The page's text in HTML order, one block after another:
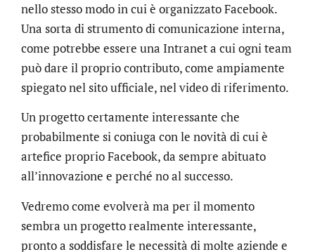
nello stesso modo in cui è organizzato Facebook.
Una sorta di strumento di comunicazione interna,
come potrebbe essere una Intranet a cui ogni team
può dare il proprio contributo, come ampiamente
spiegato nel sito ufficiale, nel video di riferimento.
Un progetto certamente interessante che
probabilmente si coniuga con le novità di cui è
artefice proprio Facebook, da sempre abituato
all’innovazione e perché no al successo.
Vedremo come evolverà ma per il momento
sembra un progetto realmente interessante,
pronto a soddisfare le necessità di molte aziende e